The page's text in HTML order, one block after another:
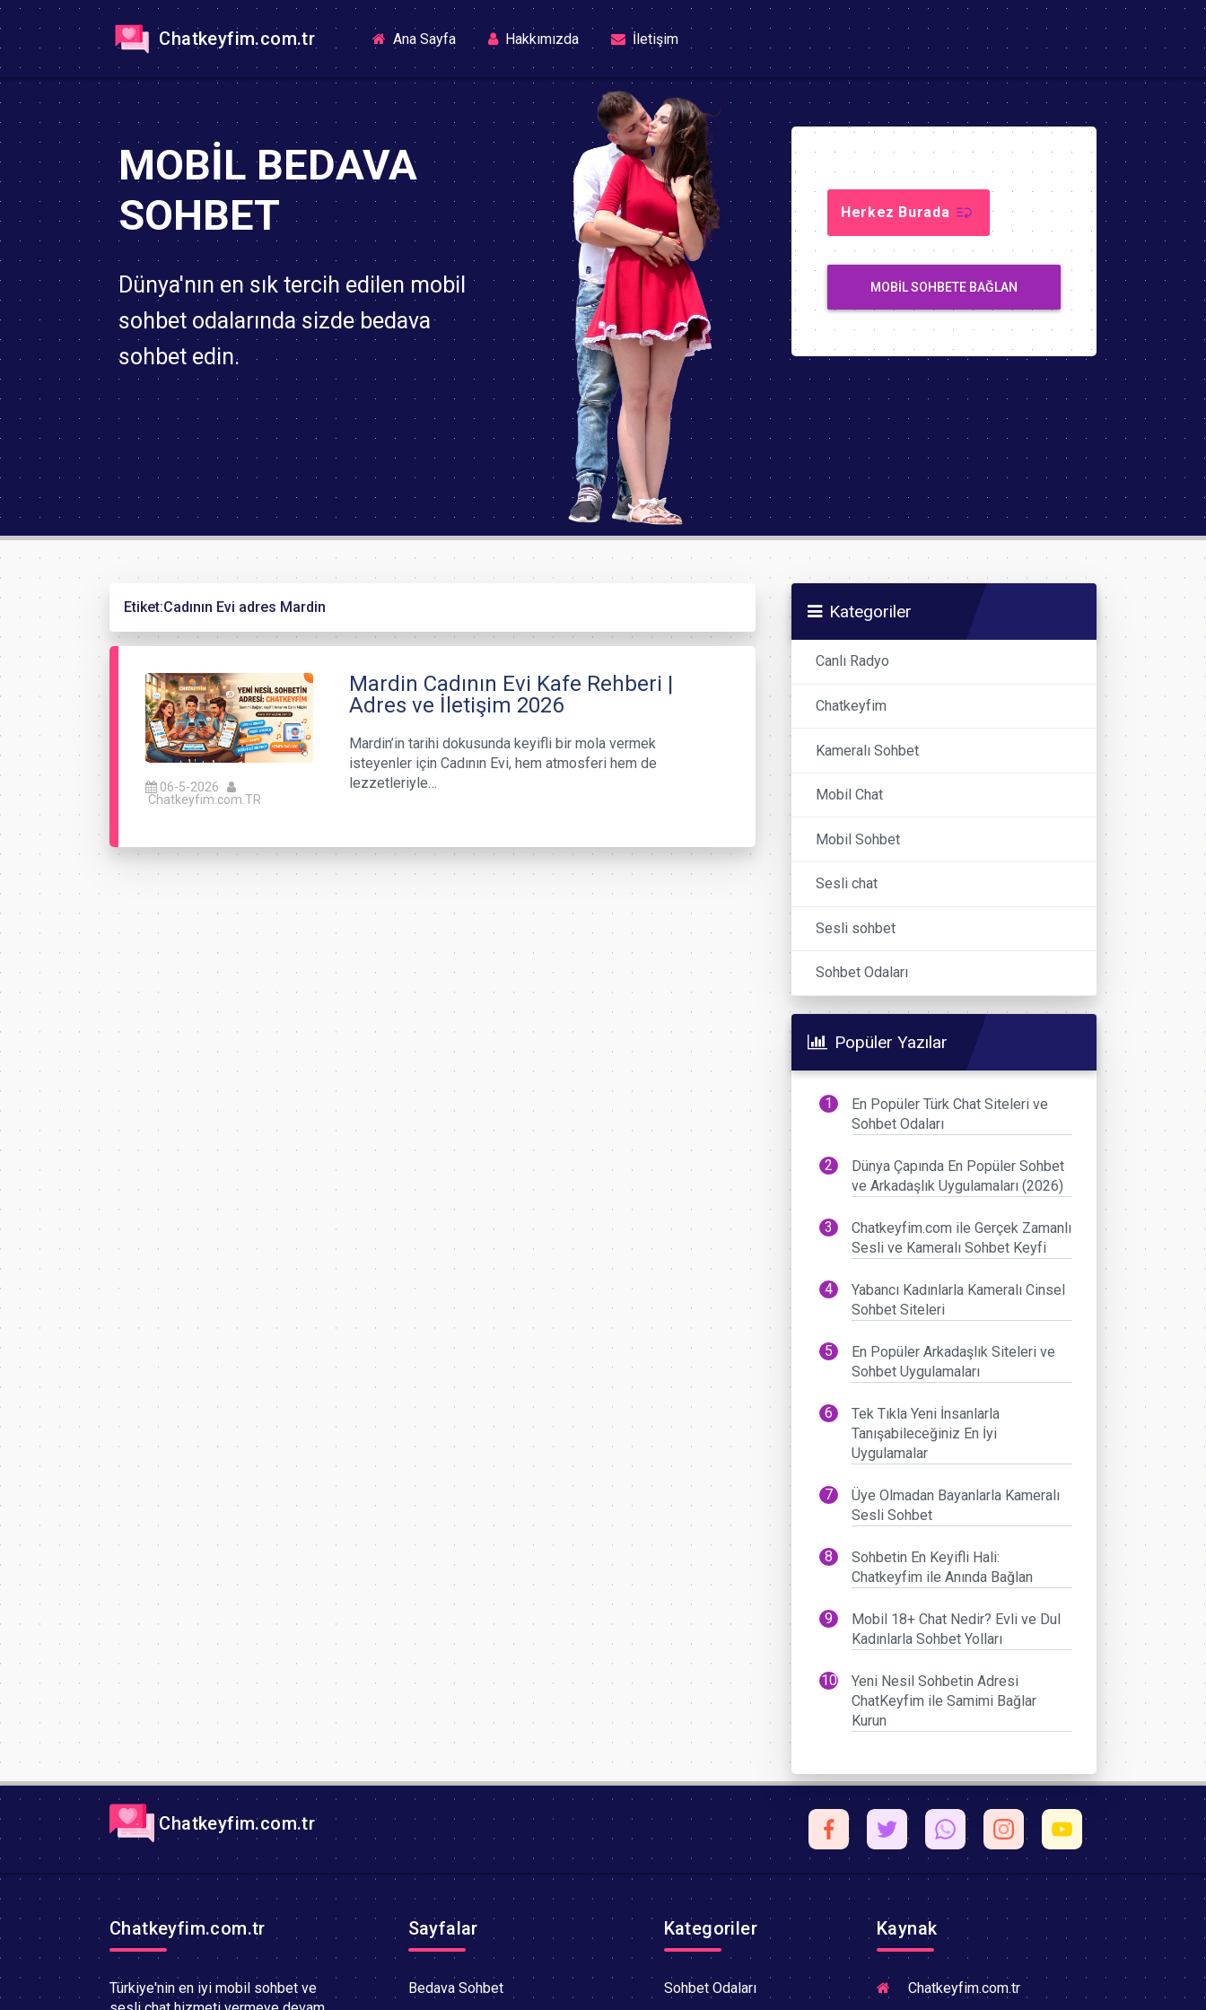
Chatkeyfim.com.tr Ana Sayfa(current)Hakkımızda İletişim
MOBIL BEDAVA
SOHBET
Dünya'nın en sık tercih edilen mobil
sohbet odalarında sizde bedava
sohbet edin.
Herkez Burada
MOBIL SOHBETE BAĞLAN
Etiket:Cadının Evi adres Mardin
06-5-2026
Chatkeyfim.com.TR
Mardin Cadının Evi Kafe Rehberi |
Adres ve İletişim 2026
Mardin’in tarihi dokusunda keyifli bir mola vermek
isteyenler için Cadının Evi, hem atmosferi hem de
lezzetleriyle…
Kategoriler
Canlı Radyo
Chatkeyfim
Kameralı Sohbet
Mobil Chat
Mobil Sohbet
Sesli chat
Sesli sohbet
Sohbet Odaları
Popüler Yazılar
En Popüler Türk Chat Siteleri ve
Sohbet Odaları
Dünya Çapında En Popüler Sohbet
ve Arkadaşlık Uygulamaları (2026)
Chatkeyfim.com ile Gerçek Zamanlı
Sesli ve Kameralı Sohbet Keyfi
Yabancı Kadınlarla Kameralı Cinsel
Sohbet Siteleri
En Popüler Arkadaşlık Siteleri ve
Sohbet Uygulamaları
Tek Tıkla Yeni İnsanlarla
Tanışabileceğiniz En İyi
Uygulamalar
Üye Olmadan Bayanlarla Kameralı
Sesli Sohbet
Sohbetin En Keyifli Hali:
Chatkeyfim ile Anında Bağlan
Mobil 18+ Chat Nedir? Evli ve Dul
Kadınlarla Sohbet Yolları
Yeni Nesil Sohbetin Adresi
ChatKeyfim ile Samimi Bağlar
Kurun
Chatkeyfim.com.tr
Chatkeyfim.com.tr
Türkiye'nin en iyi mobil sohbet ve
Sayfalar
Bedava Sohbet
Kategoriler
Sohbet Odaları
Kaynak
Chatkeyfim.com.tr